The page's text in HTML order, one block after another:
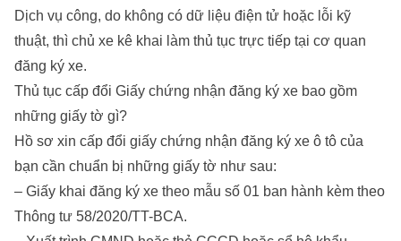
Dịch vụ công, do không có dữ liệu điện tử hoặc lỗi kỹ
thuật, thì chủ xe kê khai làm thủ tục trực tiếp tại cơ quan
đăng ký xe.
Thủ tục cấp đổi Giấy chứng nhận đăng ký xe bao gồm
những giấy tờ gì?
Hồ sơ xin cấp đổi giấy chứng nhận đăng ký xe ô tô của
bạn cần chuẩn bị những giấy tờ như sau:
– Giấy khai đăng ký xe theo mẫu số 01 ban hành kèm theo
Thông tư 58/2020/TT-BCA.